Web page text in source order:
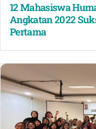
12 Mahasiswa
Angkatan 2022
Pertama